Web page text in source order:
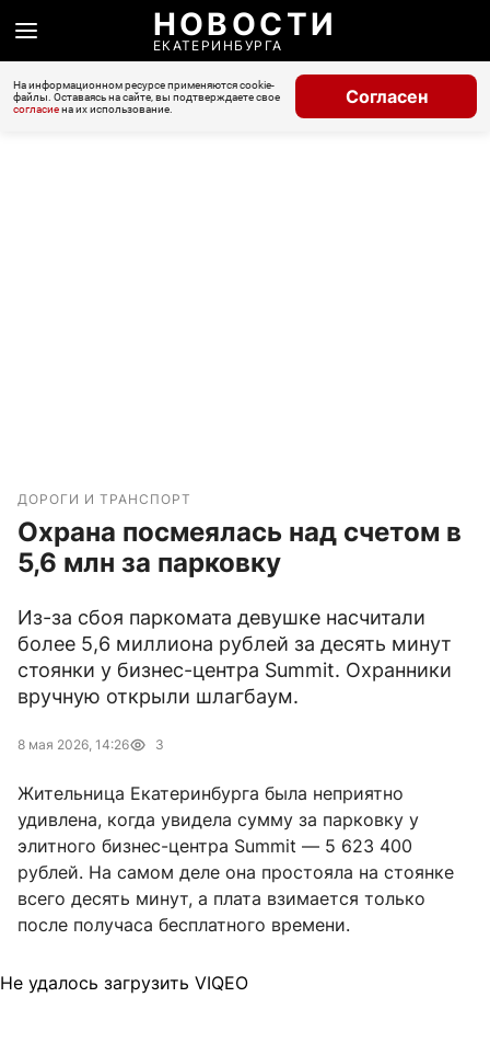
НОВОСТИ
ЕКАТЕРИНБУРГА
На информационном ресурсе применяются cookie-
файлы. Оставаясь на сайте, вы подтверждаете свое
согласиена их использование.
Согласен
ДОРОГИ И ТРАНСПОРТ
Охрана посмеялась над счетом в
5,6 млн за парковку
Из-за сбоя паркомата девушке насчитали
более 5,6 миллиона рублей за десять минут
стоянки у бизнес-центра Summit. Охранники
вручную открыли шлагбаум.
8 мая 2026, 14:26 3
Жительница Екатеринбурга была неприятно
удивлена, когда увидела сумму за парковку у
элитного бизнес-центра Summit — 5 623 400
рублей. На самом деле она простояла на стоянке
всего десять минут, а плата взимается только
после получаса бесплатного времени.
Не удалось загрузить VIQEO